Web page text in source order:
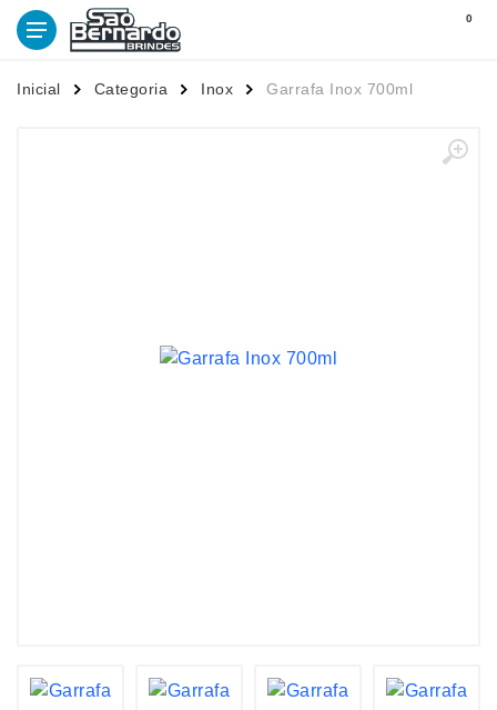
0
Inicial Categoria Inox Garrafa Inox 700ml